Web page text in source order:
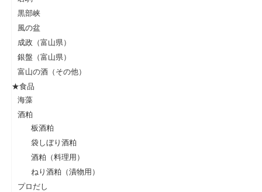
黒部峡
風の盆
成政（富山県）
銀盤（富山県）
富山の酒（その他）
★食品
海藻
酒粕
板酒粕
袋しぼり酒粕
酒粕（料理用）
ねり酒粕（漬物用）
プロだし